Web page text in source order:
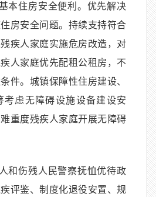
本住房安全便利。优先解决
房安全问题。持续支持符合
疾人家庭实施危房改造，对
人家庭优先配租公租房，不
件。城镇保障性住房建设、
考虑无障碍设施设备建设安
重度残疾人家庭开展无障碍
和伤残人民警察抚恤优待政
评鉴、制度化退役安置、规